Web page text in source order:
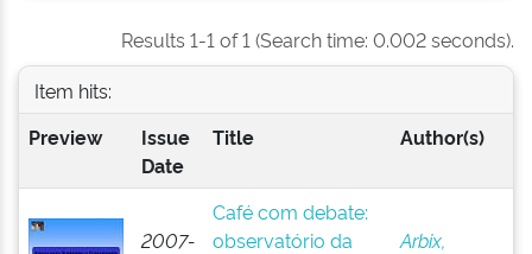
Results 1-1 of 1 (Search time: 0.002 seconds).
Item hits:
Preview
Issue
Date
Title Author(s)
2007-
Café com debate:
observatório da
Arbix,